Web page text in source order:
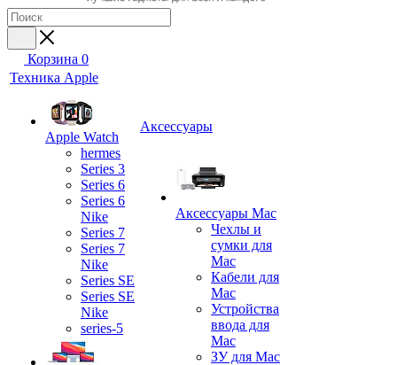
Корзина 0
Техника Apple
Apple Watch
hermes
Series 3
Series 6
Series 6
Nike
Series 7
Series 7
Nike
Series SE
Series SE
Nike
series-5
Аксессуары
Аксессуары Mac
Чехлы и
сумки для
Mac
Кабели для
Mac
Устройства
ввода для
Mac
ЗУ для Mac